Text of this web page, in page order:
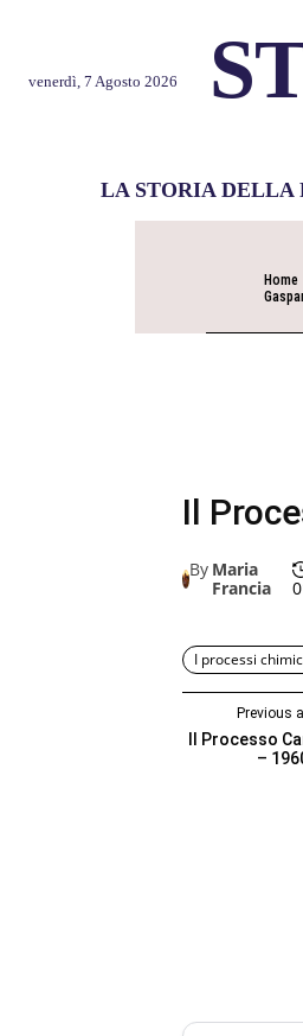
venerdì, 7 Agosto 2026
LA STORIA DELLA
Home
Il
By Maria
Francia
I processi
Previous
Il Processo
–